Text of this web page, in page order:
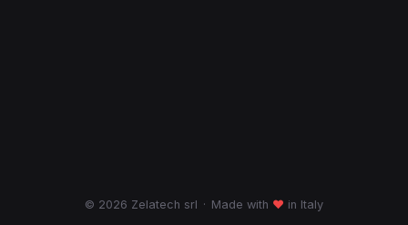
© 2026 Zelatech srl · Made with ♥ in Italy